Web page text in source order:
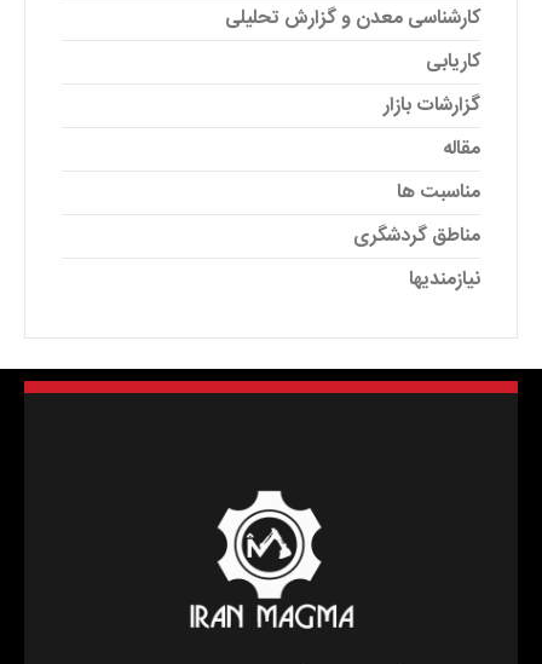
کارشناسی معدن و گزارش تحلیلی
کاریابی
گزارشات بازار
مقاله
مناسبت ها
مناطق گردشگری
نیازمندیها